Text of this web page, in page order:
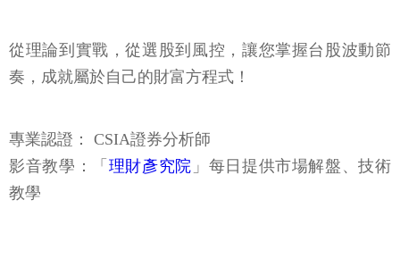
從理論到實戰，從選股到風控，讓您掌握台股波動節
奏，成就屬於自己的財富方程式！
專業認證： CSIA證券分析師
影音教學：「 理財彥究院 」每日提供市場解盤、技術
教學